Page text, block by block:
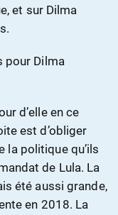
et sur Dilma
pour Dilma
d’elle en ce
est d’obliger
la politique qu’ils
de Lula. La
été aussi grande,
en 2018. La